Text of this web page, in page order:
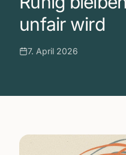
unfair wird
7. April 2026